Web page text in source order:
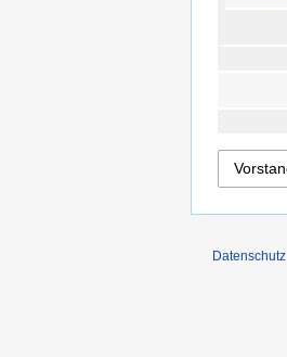
Datenschutz